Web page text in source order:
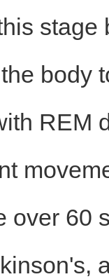
stage
body
REM
over 60